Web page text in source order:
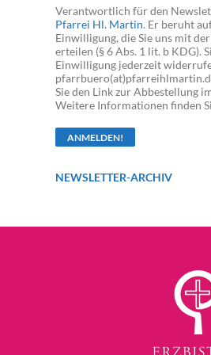
Verantwortlich für den
Pfarrei Hl. Martin. Er beruht
Einwilligung, die Sie uns mit
erteilen (§ 6 Abs. 1 lit. b KDG).
Einwilligung jederzeit
Sie den Link zur Abbestellung
Weitere Informationen finden
NEWSLETTER-ARCHIV